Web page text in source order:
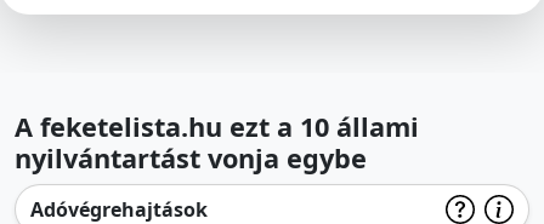
A feketelista.hu ezt a 10 állami
nyilvántartást vonja egybe
Adóvégrehajtások